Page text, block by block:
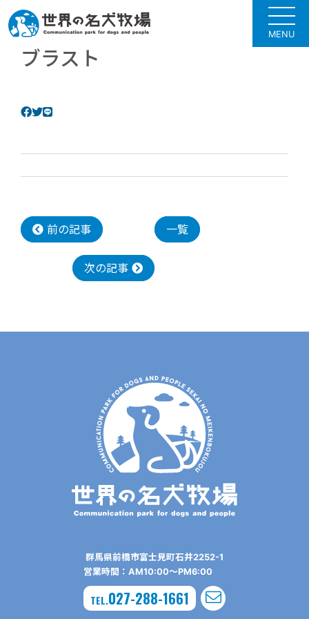
MENU
ブラスト
前の記事 一覧
次の記事
群⾺県前橋市富⼠⾒町⽯井2252-1
営業時間：AM10:00〜PM6:00
TEL.027-288-1661